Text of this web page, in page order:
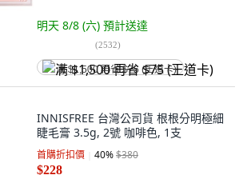
明天 8/8 (六) 預計送達
(2532)
满 $1,500 再省 $75 (王道卡)
INNISFREE 台灣公司貨 根根分明極細
睫毛膏 3.5g, 2號 咖啡色, 1支
首購折扣價 40%$380
$228